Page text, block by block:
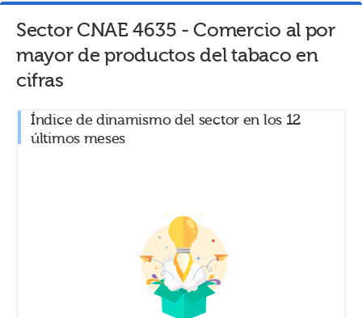
Sector CNAE4635 -Comercio al por
mayor de productos del tabaco en
cifras
Índice de dinamismo del sector en los 12
últimos meses